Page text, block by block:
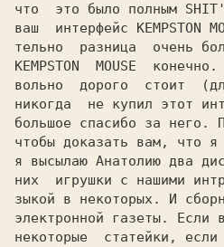
что  это было полным
ваш  интерфейс KEMPSTON
тельно  разница  очень
KEMPSTON  MOUSE
вольно  дорого  стоит
никогда  не купил этот
большое спасибо за него.
чтобы доказать вам, что
я высылаю Анатолию два
них  игрушки с нашими
зыкой в некоторых. И
электронной газеты. Если
некоторые  статейки,